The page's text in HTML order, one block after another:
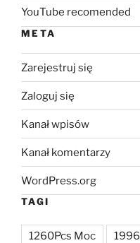
YouTube recomended
META
Zarejestruj się
Zaloguj się
Kanał wpisów
Kanał komentarzy
WordPress.org
TAGI
1260Pcs Moc 1996